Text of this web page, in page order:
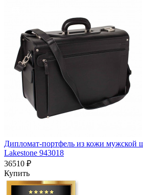
Дипломат-портфель из кожи мужской
Lakestone 943018
36510 ₽
Купить